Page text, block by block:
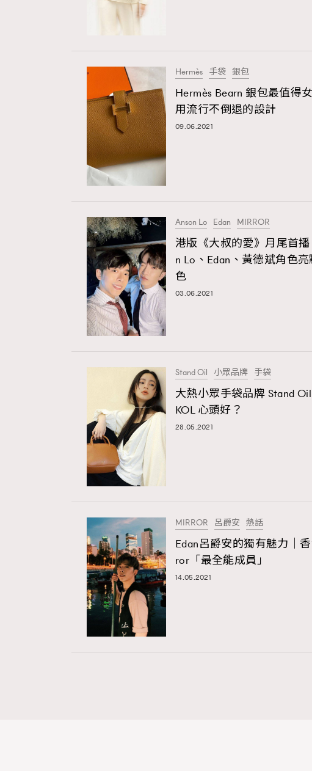
本人已詳閱並同意遵守本文列明條款及細則。 請瀏覽(
公司的私隱政策聲明。
本人願意接收新傳媒集團的最新消息及其他宣傳資訊，本
本人的個人資料於任何推廣用途。
Hermès 手袋 銀包
Hermès Bearn 銀包最值得
用流行不倒退的設計
09.06.2021
Anson Lo Edan MIRROR
港版《大叔的愛》月尾首
n Lo、Edan、黃德斌角色
色
03.06.2021
Stand Oil 小眾品牌 手袋
大熱小眾手袋品牌 Stand
KOL 心頭好？
28.05.2021
MIRROR 呂爵安 熱話
Edan呂爵安的獨有魅力｜
ror「最全能成員」
14.05.2021